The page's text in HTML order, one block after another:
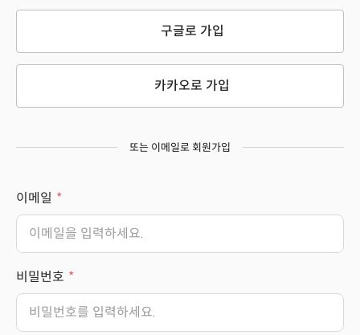
구글로 가입
카카오로 가입
또는 이메일로 회원가입
이메일
비밀번호